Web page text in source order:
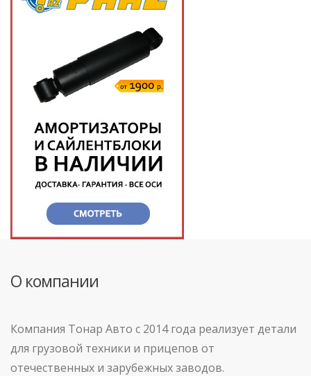
О компании
Компания Тонар Авто с 2014 года реализует детали
для грузовой техники и прицепов от
отечественных и зарубежных заводов.